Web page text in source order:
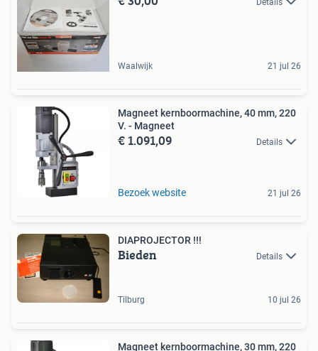
Waalwijk 21 jul 26
Magneet kernboormachine, 40 mm, 220
V. - Magneet
€ 1.091,09 Details
Bezoek website 21 jul 26
DIAPROJECTOR !!!
Bieden Details
Tilburg 10 jul 26
Magneet kernboormachine, 30 mm, 220